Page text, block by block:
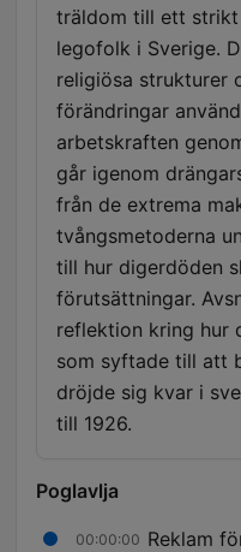
träldom till ett
legofolk i Sverige.
religiösa strukturer
förändringar
arbetskraften
går igenom
från de extrema
tvångsmetoderna
till hur digerdöden
förutsättningar.
reflektion kring hur
som syftade till att
dröjde sig kvar i
till 1926.
Poglavlja
00:00:00 Reklam